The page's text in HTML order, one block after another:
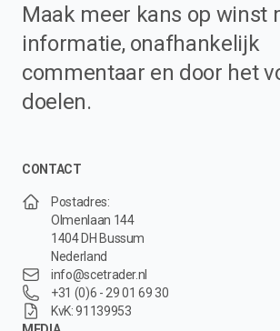
Maak meer kans op winst
informatie, onafhankelijk
commentaar en door het
doelen.
CONTACT
Postadres:
Olmenlaan 144
1404 DH Bussum
Nederland
info@scetrader.nl
+31 (0)6 - 29 01 69 30
KvK: 91139953